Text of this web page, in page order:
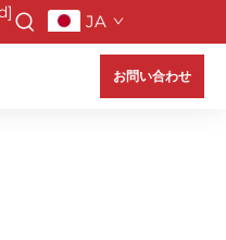
JA
お問い合わせ